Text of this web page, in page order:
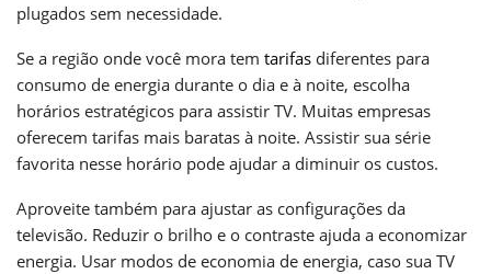
plugados sem necessidade.
Se a região onde você mora tem tarifas diferentes para
consumo de energia durante o dia e à noite, escolha
horários estratégicos para assistir TV. Muitas empresas
oferecem tarifas mais baratas à noite. Assistir sua série
favorita nesse horário pode ajudar a diminuir os custos.
Aproveite também para ajustar as configurações da
televisão. Reduzir o brilho e o contraste ajuda a economizar
energia. Usar modos de economia de energia, caso sua TV